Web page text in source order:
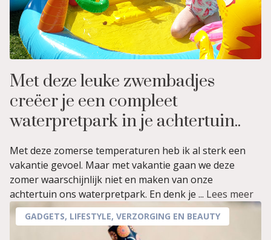
Met deze leuke zwembadjes
creëer je een compleet
waterpretpark in je achtertuin..
Met deze zomerse temperaturen heb ik al sterk een
vakantie gevoel. Maar met vakantie gaan we deze
zomer waarschijnlijk niet en maken van onze
achtertuin ons waterpretpark. En denk je ... Lees meer
GADGETS, LIFESTYLE, VERZORGING EN BEAUTY